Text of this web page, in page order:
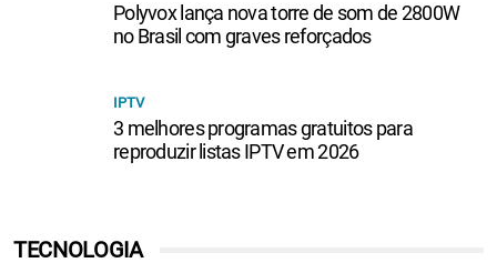
TECNOLOGIA
Polyvox lança nova torre de som de 2800W
no Brasil com graves reforçados
IPTV
3 melhores programas gratuitos para
reproduzir listas IPTV em 2026